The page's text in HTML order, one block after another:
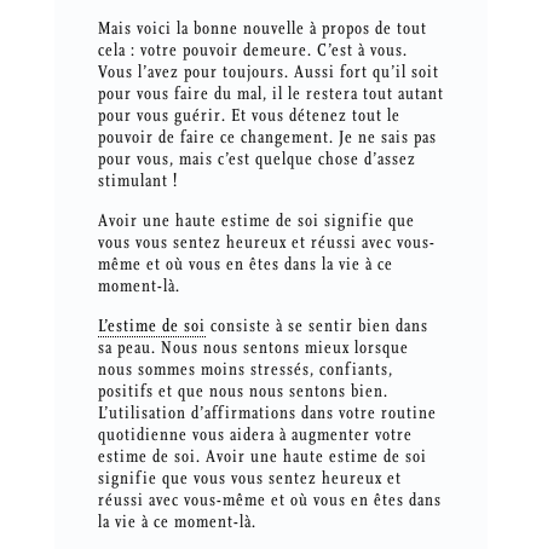
Mais voici la bonne nouvelle à propos de tout
cela : votre pouvoir demeure. C’est à vous.
Vous l’avez pour toujours. Aussi fort qu’il soit
pour vous faire du mal, il le restera tout autant
pour vous guérir. Et vous détenez tout le
pouvoir de faire ce changement. Je ne sais pas
pour vous, mais c’est quelque chose d’assez
stimulant !
Avoir une haute estime de soi signifie que
vous vous sentez heureux et réussi avec vous-
même et où vous en êtes dans la vie à ce
moment-là.
L’estime de soi consiste à se sentir bien dans
sa peau. Nous nous sentons mieux lorsque
nous sommes moins stressés, confiants,
positifs et que nous nous sentons bien.
L’utilisation d’affirmations dans votre routine
quotidienne vous aidera à augmenter votre
estime de soi. Avoir une haute estime de soi
signifie que vous vous sentez heureux et
réussi avec vous-même et où vous en êtes dans
la vie à ce moment-là.